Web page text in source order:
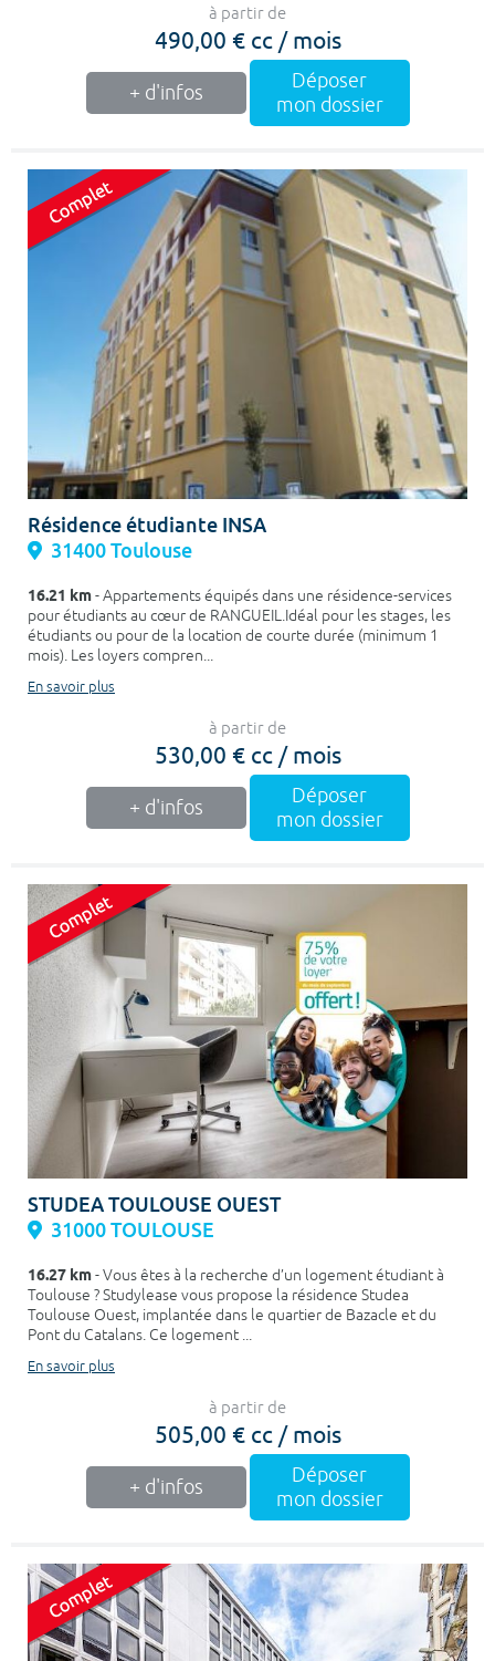
à partir de
490,00 € cc / mois
+ d'infos
Déposer
mon dossier
Résidence étudiante INSA
31400 Toulouse
16.21 km- Appartements équipés dans une résidence-services
pour étudiants au cœur de RANGUEIL.Idéal pour les stages, les
étudiants ou pour de la location de courte durée (minimum 1
mois). Les loyers compren...
En savoir plus
à partir de
530,00 € cc / mois
+ d'infos
Déposer
mon dossier
STUDEA TOULOUSE OUEST
31000 TOULOUSE
16.27 km- Vous êtes à la recherche d’un logement étudiant à
Toulouse ? Studylease vous propose la résidence Studea
Toulouse Ouest, implantée dans le quartier de Bazacle et du
Pont du Catalans. Ce logement ...
En savoir plus
à partir de
505,00 € cc / mois
+ d'infos
Déposer
mon dossier